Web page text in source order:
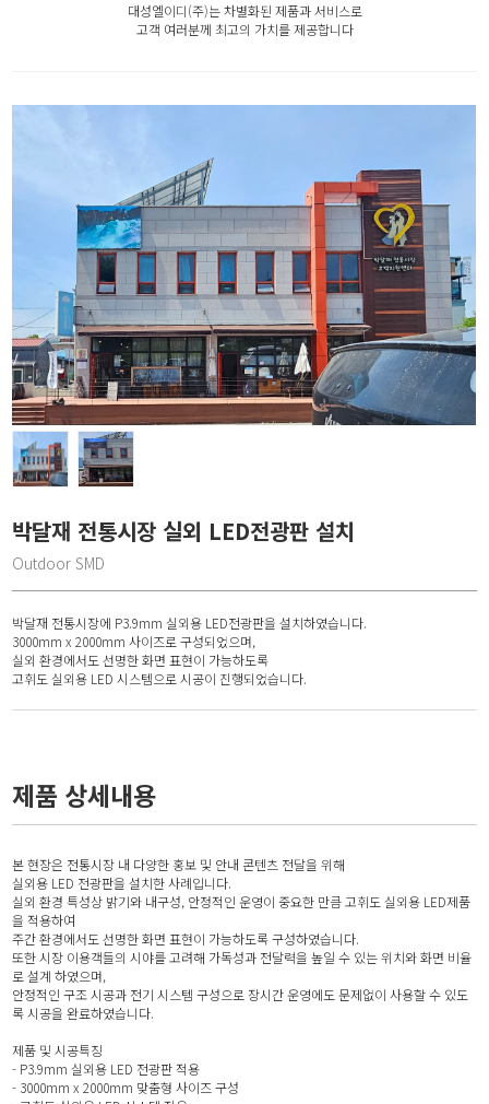
대성엘이디(주)는 차별화된 제품과 서비스로
고객 여러분께 최고의 가치를 제공합니다
박달재 전통시장 실외 LED전광판 설치
Outdoor SMD
박달재 전통시장에 P3.9mm 실외용 LED전광판을 설치하였습니다.
3000mm x 2000mm 사이즈로 구성되었으며,
실외 환경에서도 선명한 화면 표현이 가능하도록
고휘도 실외용 LED 시스템으로 시공이 진행되었습니다.
제품 상세내용
본 현장은 전통시장 내 다양한 홍보 및 안내 콘텐츠 전달을 위해
실외용 LED 전광판을 설치한 사례입니다.
실외 환경 특성상 밝기와 내구성, 안정적인 운영이 중요한 만큼 고휘도 실외용 LED제품
을 적용하여
주간 환경에서도 선명한 화면 표현이 가능하도록 구성하였습니다.
또한 시장 이용객들의 시야를 고려해 가독성과 전달력을 높일 수 있는 위치와 화면 비율
로 설계 하였으며,
안정적인 구조 시공과 전기 시스템 구성으로 장시간 운영에도 문제없이 사용할 수 있도
록 시공을 완료하였습니다.
제품 및 시공특징
- P3.9mm 실외용 LED 전광판 적용
- 3000mm x 2000mm 맞춤형 사이즈 구성